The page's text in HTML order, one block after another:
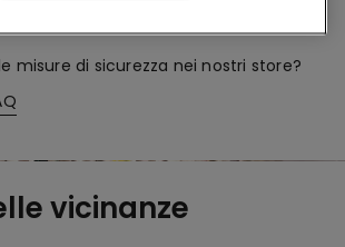
misure di sicurezza nei nostri store?
vicinanze